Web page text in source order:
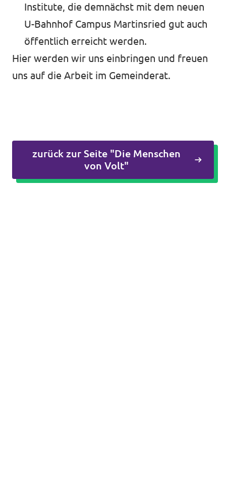
Institute, die demnächst mit dem neuen
U-Bahnhof Campus Martinsried gut auch
öffentlich erreicht werden.
Hier werden wir uns einbringen und freuen
uns auf die Arbeit im Gemeinderat.
zurück zur Seite "Die Menschen
von Volt"